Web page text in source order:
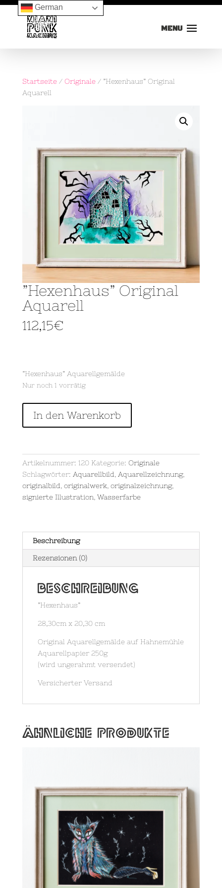
Startseite/ Originale/ ”Hexenhaus” Original
Aquarell
”Hexenhaus” Original
Aquarell
112,15€
”Hexenhaus” Aquarellgemälde
Nur noch 1 vorrätig
Original
In den Warenkorb
Artikelnummer: 120 Kategorie: Originale
Schlagwörter: Aquarellbild, Aquarellzeichnung,
originalbild, originalwerk, originalzeichnung,
signierte Illustration, Wasserfarbe
Beschreibung
Rezensionen (0)
Beschreibung
”Hexenhaus”
28,30cm x 20,30 cm
Original Aquarellgemälde auf Hahnemühle
Aquarellpapier 250g
(wird ungerahmt versendet)
Versicherter Versand
Ähnliche Produkte
German